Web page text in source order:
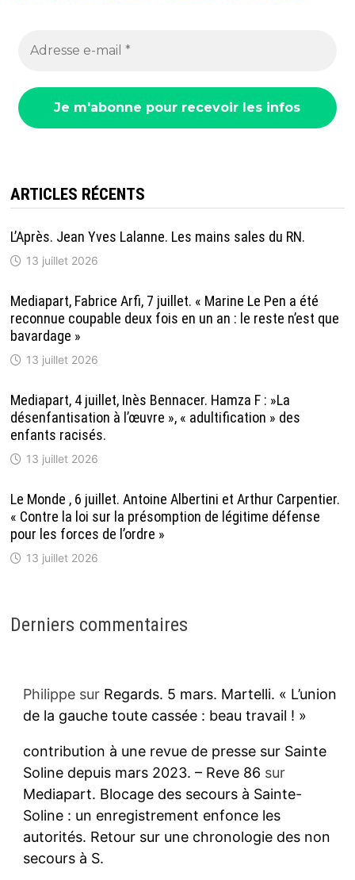
ARTICLES RÉCENTS
L’Après. Jean Yves Lalanne. Les mains sales du RN.
13 juillet 2026
Mediapart, Fabrice Arfi, 7 juillet. « Marine Le Pen a été
reconnue coupable deux fois en un an : le reste n’est que
bavardage »
13 juillet 2026
Mediapart, 4 juillet, Inès Bennacer. Hamza F : »La
désenfantisation à l’œuvre », « adultification » des
enfants racisés.
13 juillet 2026
Le Monde , 6 juillet. Antoine Albertini et Arthur Carpentier.
« Contre la loi sur la présomption de légitime défense
pour les forces de l’ordre »
13 juillet 2026
Derniers commentaires
Philippesur Regards. 5 mars. Martelli. « L’union
de la gauche toute cassée : beau travail ! »
contribution à une revue de presse sur Sainte
Soline depuis mars 2023. – Reve 86 sur
Mediapart. Blocage des secours à Sainte-
Soline : un enregistrement enfonce les
autorités. Retour sur une chronologie des non
secours à S.